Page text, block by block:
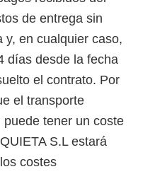
de entrega sin
y, en cualquier caso,
días desde la fecha
el contrato. Por
el transporte
tener un coste
S.L estará
costes